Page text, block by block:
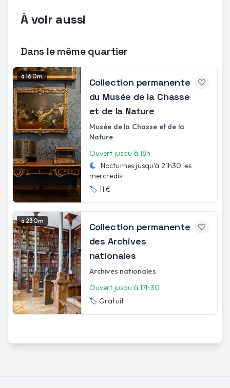
À voir aussi
Dans le même quartier
à 160m
Collection permanente
du Musée de la Chasse
et de la Nature
Musée de la Chasse et de la
Nature
Ouvert jusqu'à 18h
Nocturnes jusqu'à 21h30 les
mercredis
🏷️ 11 €
à 230m
Collection permanente
des Archives
nationales
Archives nationales
Ouvert jusqu'à 17h30
🏷️ Gratuit